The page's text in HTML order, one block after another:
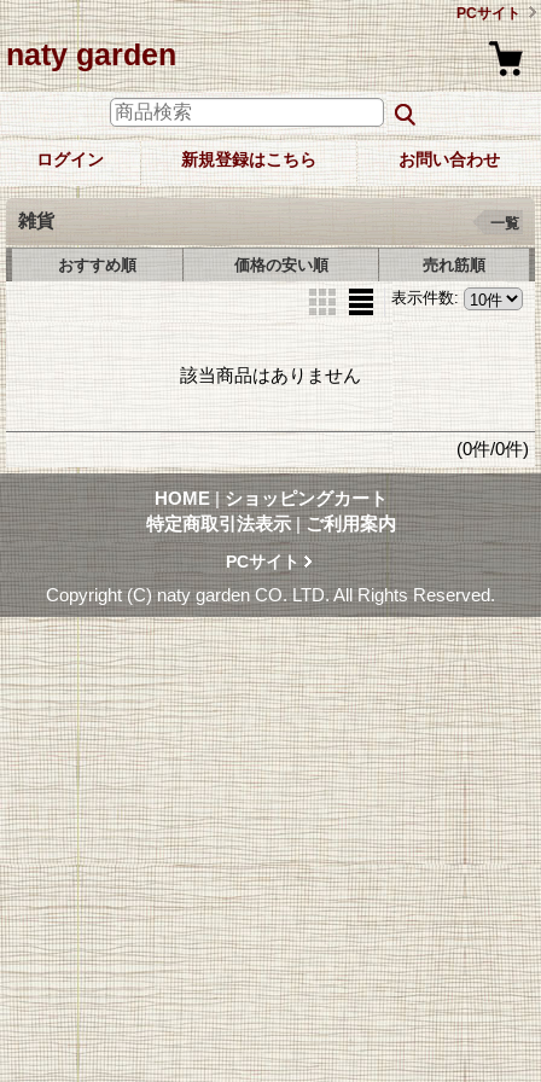
PCサイト
naty garden
ログイン 新規登録はこちら お問い合わせ
雑貨 一覧
おすすめ順 価格の安い順
売れ筋順
表示件数:
該当商品はありません
(0件/0件)
HOME | ショッピングカート
特定商取引法表示 | ご利用案内
PCサイト
Copyright (C) naty garden CO. LTD. All Rights Reserved.